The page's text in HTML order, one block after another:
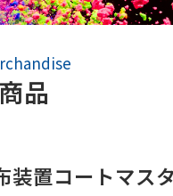
事
商品
置コートマス